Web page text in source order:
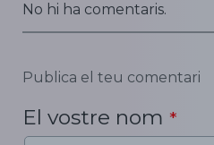
No hi ha comentaris.
Publica el teu comentari
El vostre nom *